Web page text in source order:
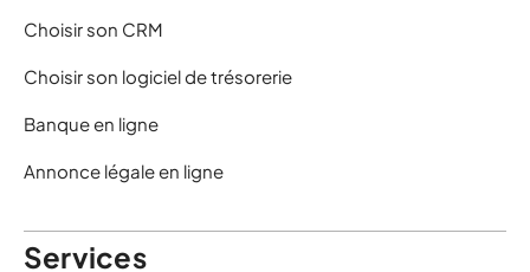
Choisir son CRM
Choisir son logiciel de trésorerie
Banque en ligne
Annonce légale en ligne
Services